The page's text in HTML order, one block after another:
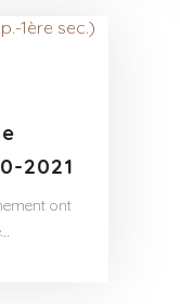
2021
ont